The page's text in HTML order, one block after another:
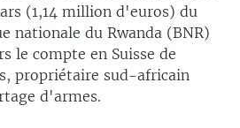
(1,14 million d'euros) du
nationale du Rwanda (BNR)
le compte en Suisse de
propriétaire sud-africain
d'armes.